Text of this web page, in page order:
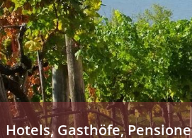
Hotels, Gasthöfe,